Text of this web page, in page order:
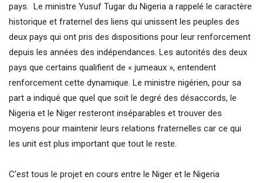
pays. Le ministre Yusuf Tugar du Nigeria a rappelé le caractère
historique et fraternel des liens qui unissent les peuples des
deux pays qui ont pris des dispositions pour leur renforcement
depuis les années des indépendances. Les autorités des deux
pays que certains qualifient de « jumeaux », entendent
renforcement cette dynamique. Le ministre nigérien, pour sa
part a indiqué que quel que soit le degré des désaccords, le
Nigeria et le Niger resteront inséparables et trouver des
moyens pour maintenir leurs relations fraternelles car ce qui
les unit est plus important que tout le reste.
C’est tous le projet en cours entre le Niger et le Nigeria